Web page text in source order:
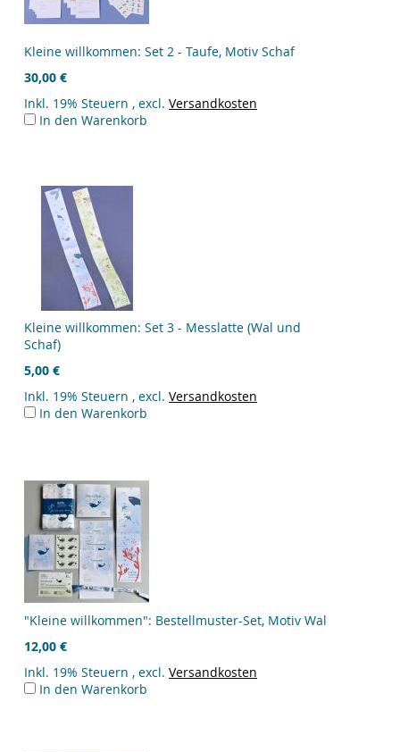
Kleine willkommen: Set 2 - Taufe, Motiv Schaf
30,00 €
Inkl. 19% Steuern , excl. Versandkosten
In den Warenkorb
Kleine willkommen: Set 3 - Messlatte (Wal und
Schaf)
5,00 €
Inkl. 19% Steuern , excl. Versandkosten
In den Warenkorb
"Kleine willkommen": Bestellmuster-Set, Motiv Wal
12,00 €
Inkl. 19% Steuern , excl. Versandkosten
In den Warenkorb